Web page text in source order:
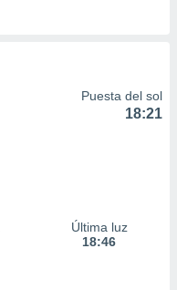
Puesta del sol
18:21
Última luz
18:46